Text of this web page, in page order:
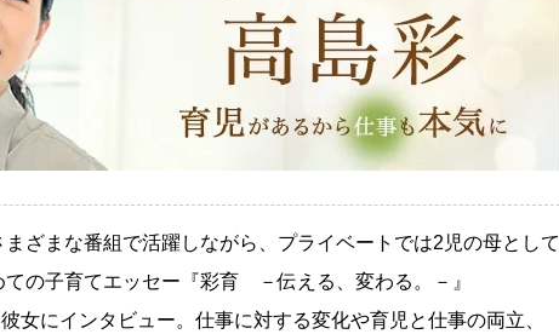
ざまな番組で活躍しながら、プライベートでは2児の母として
の子育てエッセー『彩育 －伝える、変わる。－』
女にインタビュー。仕事に対する変化や育児と仕事の両立、